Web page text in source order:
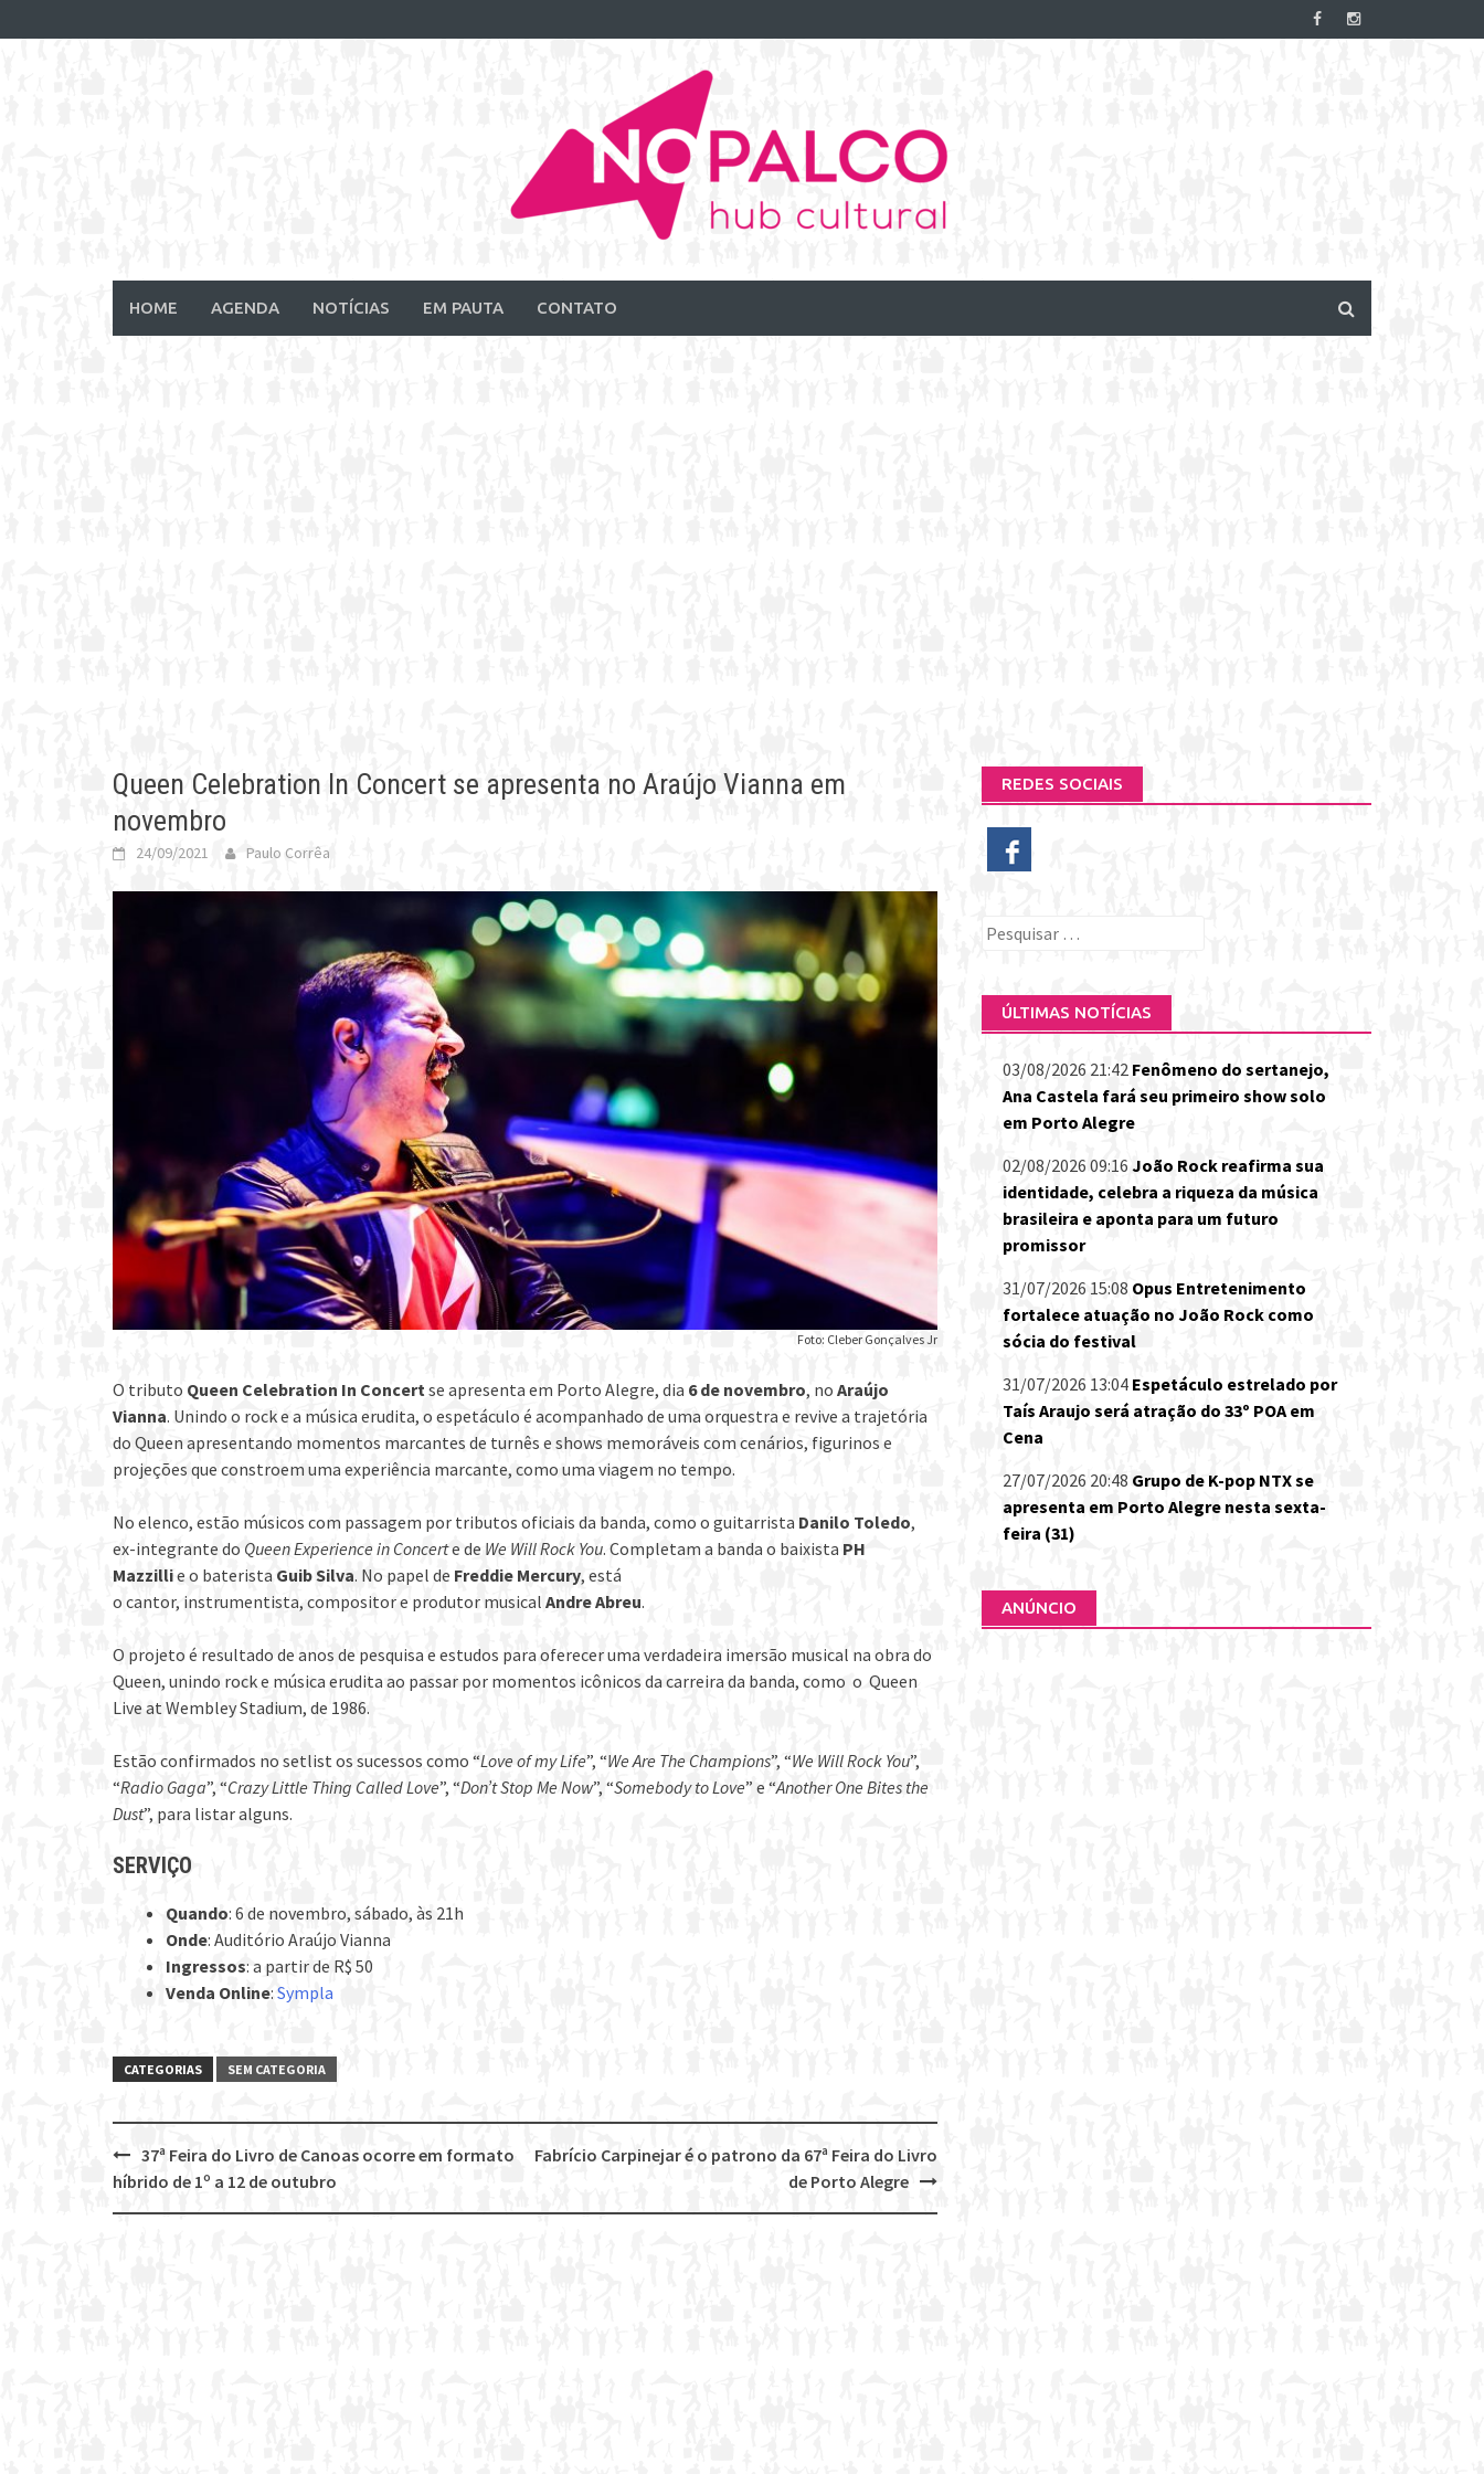
to
HOME AGENDA NOTÍCIAS EM PAUTA CONTATO
Queen Celebration In Concert se apresenta no Araújo Vianna em
novembro
24/09/2021 Paulo Corrêa
Foto: Cleber Gonçalves Jr
O tributo Queen Celebration In Concertse apresenta em Porto Alegre, dia 6 de novembro, no Araújo
Vianna. Unindo o rock e a música erudita, o espetáculo é acompanhado de uma orquestra e revive a trajetória
do Queen apresentando momentos marcantes de turnês e shows memoráveis com cenários, figurinos e
projeções que constroem uma experiência marcante, como uma viagem no tempo.
No elenco, estão músicos com passagem por tributos oficiais da banda, como o guitarrista Danilo Toledo,
ex-integrante do Queen Experience in Concerte de We Will Rock You. Completam a banda o baixista PH
Mazzillie o baterista Guib Silva. No papel de Freddie Mercury, está
o cantor, instrumentista, compositor e produtor musical Andre Abreu.
O projeto é resultado de anos de pesquisa e estudos para oferecer uma verdadeira imersão musical na obra do
Queen, unindo rock e música erudita ao passar por momentos icônicos da carreira da banda, como o Queen
Live at Wembley Stadium, de 1986.
Estão confirmados no setlist os sucessos como “Love of my Life”, “We Are The Champions”, “We Will Rock You”,
“Radio Gaga”, “Crazy Little Thing Called Love”, “Don’t Stop Me Now”, “Somebody to Love” e “Another One Bites the
Dust”, para listar alguns.
SERVIÇO
Quando: 6 de novembro, sábado, às 21h
Onde: Auditório Araújo Vianna
Ingressos: a partir de R$ 50
Venda Online: Sympla
CATEGORIAS SEM CATEGORIA
Post
navigation
Fabrício Carpinejar é o patrono da 67ª Feira do Livro
de Porto Alegre
37ª Feira do Livro de Canoas ocorre em formato
híbrido de 1º a 12 de outubro
REDES SOCIAIS
Pesquisar
ÚLTIMAS NOTÍCIAS
03/08/2026 21:42 Fenômeno do sertanejo,
Ana Castela fará seu primeiro show solo
em Porto Alegre
02/08/2026 09:16 João Rock reafirma sua
identidade, celebra a riqueza da música
brasileira e aponta para um futuro
promissor
31/07/2026 15:08 Opus Entretenimento
fortalece atuação no João Rock como
sócia do festival
31/07/2026 13:04 Espetáculo estrelado por
Taís Araujo será atração do 33º POA em
Cena
27/07/2026 20:48 Grupo de K-pop NTX se
apresenta em Porto Alegre nesta sexta-
feira (31)
ANÚNCIO